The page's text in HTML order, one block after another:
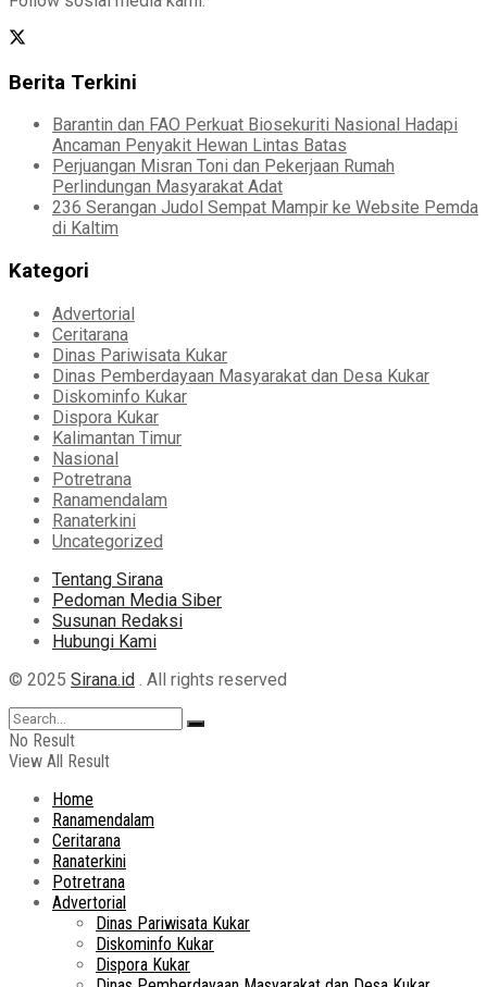
Berita Terkini
Barantin dan FAO Perkuat Biosekuriti Nasional Hadapi
Ancaman Penyakit Hewan Lintas Batas
Perjuangan Misran Toni dan Pekerjaan Rumah
Perlindungan Masyarakat Adat
236 Serangan Judol Sempat Mampir ke Website Pemda
di Kaltim
Kategori
Advertorial
Ceritarana
Dinas Pariwisata Kukar
Dinas Pemberdayaan Masyarakat dan Desa Kukar
Diskominfo Kukar
Dispora Kukar
Kalimantan Timur
Nasional
Potretrana
Ranamendalam
Ranaterkini
Uncategorized
Tentang Sirana
Pedoman Media Siber
Susunan Redaksi
Hubungi Kami
© 2025 Sirana.id . All rights reserved
No Result
View All Result
Home
Ranamendalam
Ceritarana
Ranaterkini
Potretrana
Advertorial
Dinas Pariwisata Kukar
Diskominfo Kukar
Dispora Kukar